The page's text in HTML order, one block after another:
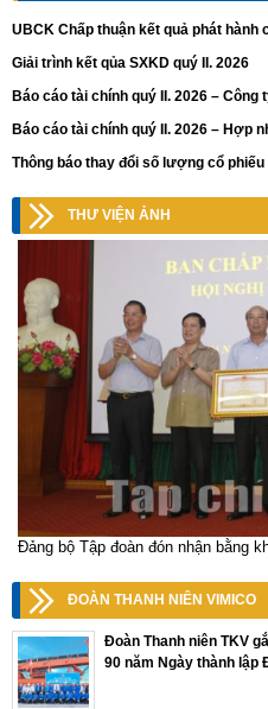
UBCK Chấp thuận kết quả phát hành
Giải trình kết qủa SXKD quý II. 2026
Báo cáo tài chính quý II. 2026 – Công
Báo cáo tài chính quý II. 2026 – Hợp
Thông báo thay đổi số lượng cổ
THƯ VIỆN ẢNH
Đảng bộ Tập đoàn đón nhận bằng
ĐOÀN THANH NIÊN VIMICO
Đoàn Thanh niên TKV
90 năm Ngày thành lập